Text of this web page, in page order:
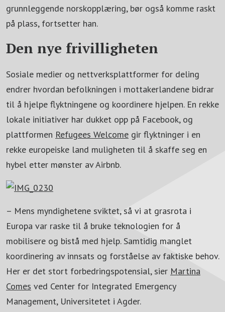
grunnleggende norskopplæring, bør også komme raskt
på plass, fortsetter han.
Den nye frivilligheten
Sosiale medier og nettverksplattformer for deling
endrer hvordan befolkningen i mottakerlandene bidrar
til å hjelpe flyktningene og koordinere hjelpen. En rekke
lokale initiativer har dukket opp på Facebook, og
plattformen Refugees Welcome gir flyktninger i en
rekke europeiske land muligheten til å skaffe seg en
hybel etter mønster av Airbnb.
– Mens myndighetene sviktet, så vi at grasrota i
Europa var raske til å bruke teknologien for å
mobilisere og bistå med hjelp. Samtidig manglet
koordinering av innsats og forståelse av faktiske behov.
Her er det stort forbedringspotensial, sier Martina
Comes ved Center for Integrated Emergency
Management, Universitetet i Agder.